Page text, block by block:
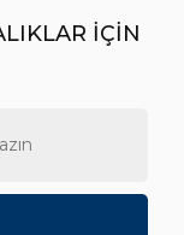
İÇİN